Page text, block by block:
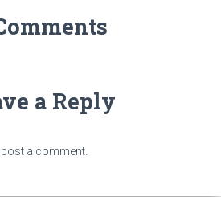
a Reply
a comment.